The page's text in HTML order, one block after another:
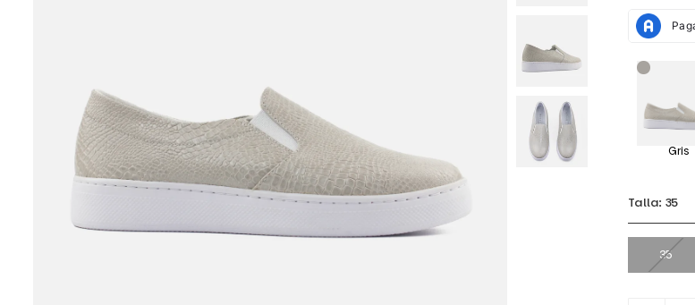
Gris
Talla: 35
35